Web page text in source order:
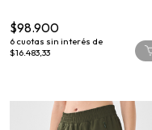
$98.900
6 cuotas sin interés de
$16.483,33